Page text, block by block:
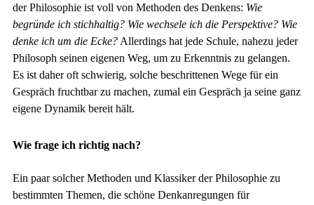
der Philosophie ist voll von Methoden des Denkens: Wie
begründe ich stichhaltig? Wie wechsele ich die Perspektive? Wie
denke ich um die Ecke? Allerdings hat jede Schule, nahezu jeder
Philosoph seinen eigenen Weg, um zu Erkenntnis zu gelangen.
Es ist daher oft schwierig, solche beschrittenen Wege für ein
Gespräch fruchtbar zu machen, zumal ein Gespräch ja seine ganz
eigene Dynamik bereit hält.
Wie frage ich richtig nach?
Ein paar solcher Methoden und Klassiker der Philosophie zu
bestimmten Themen, die schöne Denkanregungen für